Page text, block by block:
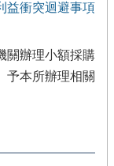
益衝突迴避事項
關辦理小額採購
予本所辦理相關